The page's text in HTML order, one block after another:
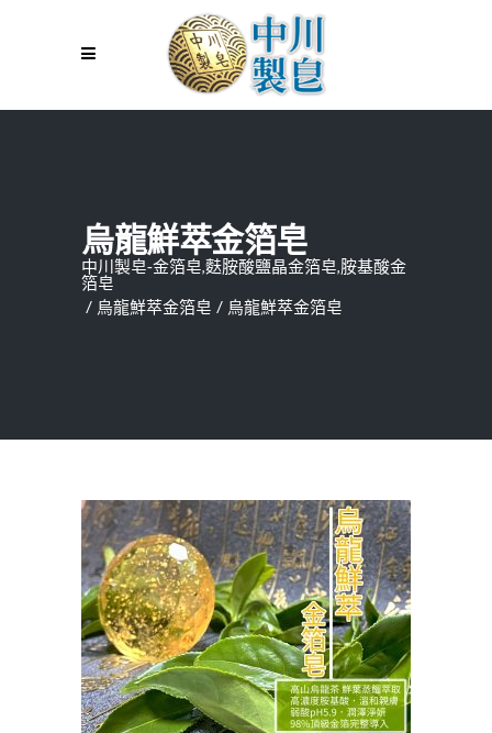
烏龍鮮萃金箔皂
中川製皂-金箔皂,麩胺酸鹽晶金箔皂,胺基酸金
箔皂
/ 烏龍鮮萃金箔皂 / 烏龍鮮萃金箔皂